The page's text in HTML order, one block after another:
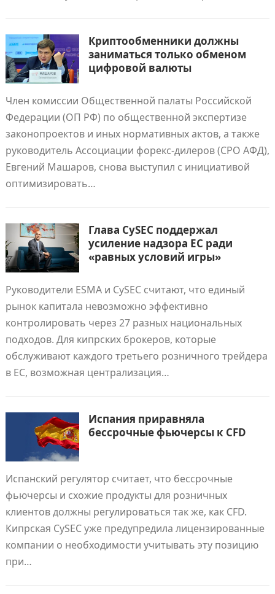
Криптообменники должны
заниматься только обменом
цифровой валюты
Член комиссии Общественной палаты Российской
Федерации (ОП РФ) по общественной экспертизе
законопроектов и иных нормативных актов, а также
руководитель Ассоциации форекс-дилеров (СРО АФД),
Евгений Машаров, снова выступил с инициативой
оптимизировать…
Глава CySEC поддержал
усиление надзора ЕС ради
«равных условий игры»
Руководители ESMA и CySEC считают, что единый
рынок капитала невозможно эффективно
контролировать через 27 разных национальных
подходов. Для кипрских брокеров, которые
обслуживают каждого третьего розничного трейдера
в ЕС, возможная централизация…
Испания приравняла
бессрочные фьючерсы к CFD
Испанский регулятор считает, что бессрочные
фьючерсы и схожие продукты для розничных
клиентов должны регулироваться так же, как CFD.
Кипрская CySEC уже предупредила лицензированные
компании о необходимости учитывать эту позицию
при…